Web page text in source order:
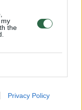
the
Privacy Policy
dizainerė,
Makrickas,